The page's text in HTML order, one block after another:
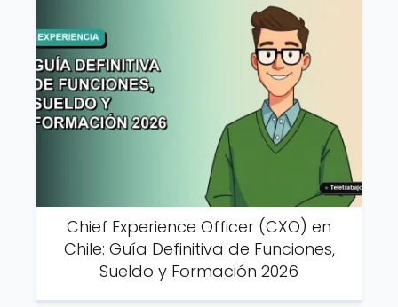
Chief Experience Officer (CXO) en
Chile: Guía Definitiva de Funciones,
Sueldo y Formación 2026